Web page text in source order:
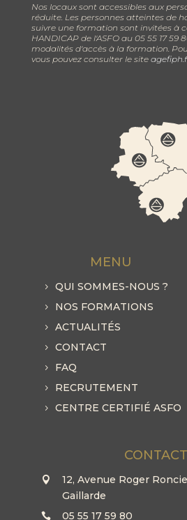
Nos locaux sont accessibles aux
réduite. Les personnes atteintes de
suivre une formation sont invitées à
HANDICAP de l'ASFO au 05 55 17 59
modalités d'accès à la formation.
vous pouvez consulter le site
MENU
QUI SOMMES-NOUS ?
NOS FORMATIONS
ACTUALITÉS
CONTACT
FAQ
RECRUTEMENT
CENTRE CERTIFIÉ ASFO
CONTACT
12, Avenue Roger
Gaillarde
05 55 17 59 80